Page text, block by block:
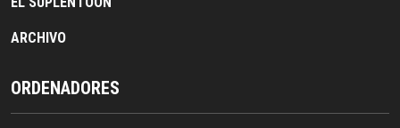
ARCHIVO
ORDENADORES